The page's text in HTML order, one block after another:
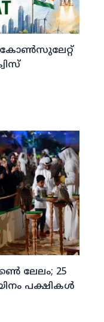
കോണ്‍സുലേറ്റ്
ലേലം; 25
പക്ഷികള്‍